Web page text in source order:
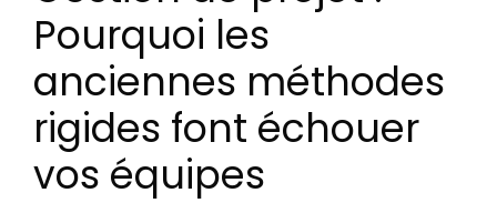
Pourquoi les
anciennes méthodes
rigides font échouer
vos équipes